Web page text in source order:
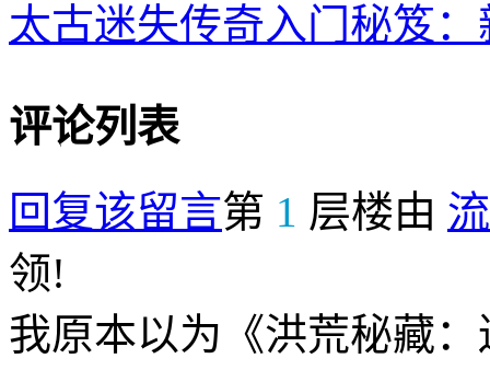
太古迷失传奇入门秘笈
评论列表
回复该留言第 1 层楼由
领!
我原本以为《洪荒秘藏